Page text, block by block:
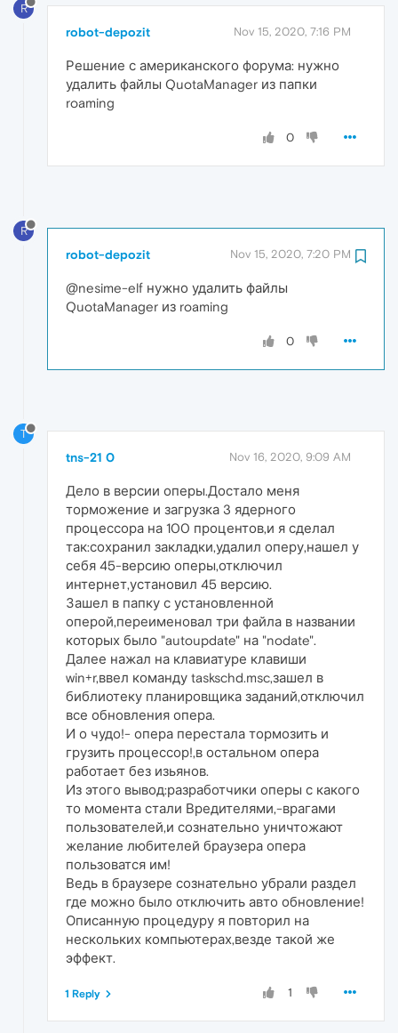
R
robot-depozit Nov 15, 2020, 7:16 PM
Решение с американского форума: нужно
удалить файлы QuotaManager из папки
roaming
0
R
robot-depozit Nov 15, 2020, 7:20 PM
@nesime-elf нужно удалить файлы
QuotaManager из roaming
0
T
tns-21 0 Nov 16, 2020, 9:09 AM
Дело в версии оперы.Достало меня
торможение и загрузка 3 ядерного
процессора на 100 процентов,и я сделал
так:сохранил закладки,удалил оперу,нашел у
себя 45-версию оперы,отключил
интернет,установил 45 версию.
Зашел в папку с установленной
оперой,переименовал три файла в названии
которых было "autoupdate" на "nodate".
Далее нажал на клавиатуре клавиши
win+r,ввел команду taskschd.msc,зашел в
библиотеку планировщика заданий,отключил
все обновления опера.
И о чудо!- опера перестала тормозить и
грузить процессор!,в остальном опера
работает без изьянов.
Из этого вывод:разработчики оперы с какого
то момента стали Вредителями,-врагами
пользователей,и сознательно уничтожают
желание любителей браузера опера
пользоватся им!
Ведь в браузере сознательно убрали раздел
где можно было отключить авто обновление!
Описанную процедуру я повторил на
нескольких компьютерах,везде такой же
эффект.
1
1 Reply